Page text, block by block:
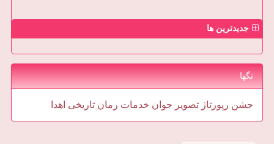
جدیدترین ها
تگها
جشن رپورتاژ تصویر جوان خدمات رمان تاریخی اهدا